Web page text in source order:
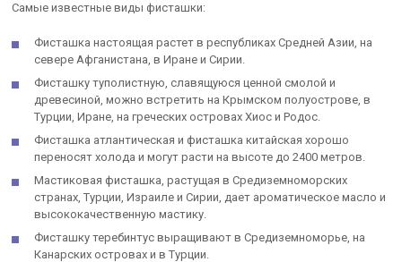
Самые известные виды фисташки:
Фисташка настоящая растет в республиках Средней Азии, на
севере Афганистана, в Иране и Сирии.
Фисташку туполистную, славящуюся ценной смолой и
древесиной, можно встретить на Крымском полуострове, в
Турции, Иране, на греческих островах Хиос и Родос.
Фисташка атлантическая и фисташка китайская хорошо
переносят холода и могут расти на высоте до 2400 метров.
Мастиковая фисташка, растущая в Средиземноморских
странах, Турции, Израиле и Сирии, дает ароматическое масло и
высококачественную мастику.
Фисташку теребинтус выращивают в Средиземноморье, на
Канарских островах и в Турции.